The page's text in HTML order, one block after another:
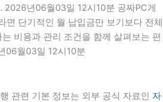
2026년06월03일 12시10분 공짜PC게
면 단기적인 월 납입금만 보기보다 전체
비용과 관리 조건을 함께 살펴보는 편
06월03일 12시10분
관련 기본 정보는 외부 공식 자료인 자